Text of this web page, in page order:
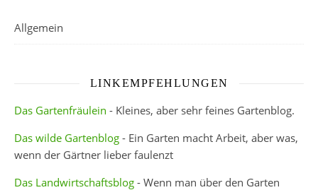
Allgemein
LINKEMPFEHLUNGEN
Das Gartenfräulein - Kleines, aber sehr feines Gartenblog.
Das wilde Gartenblog - Ein Garten macht Arbeit, aber was,
wenn der Gärtner lieber faulenzt
Das Landwirtschaftsblog - Wenn man über den Garten